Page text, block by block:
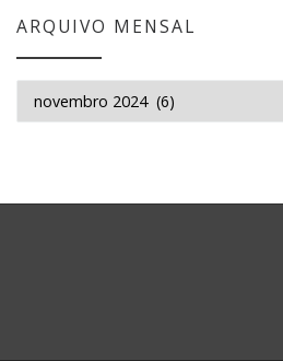
ARQUIVO MENSAL